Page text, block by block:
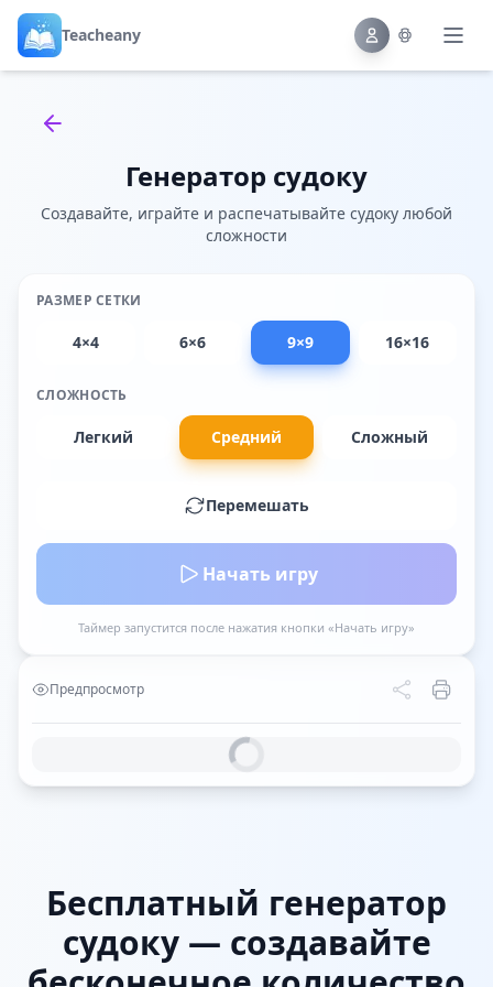
Teacheany
Back to tools
Генератор судоку
Создавайте, играйте и распечатывайте судоку любой
сложности
РАЗМЕР СЕТКИ
4×4 6×6 9×9 16×16
СЛОЖНОСТЬ
Легкий Средний Сложный
Перемешать
Начать игру
Таймер запустится после нажатия кнопки «Начать игру»
Предпросмотр
Бесплатный генератор
судоку — создавайте